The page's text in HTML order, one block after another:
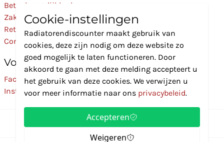
Betaalmogelijkheden
Zakelijk
Retourneren
Contact
Volg Ons
Facebook
Instagram
Cookie-instellingen
Radiatorendiscounter maakt gebruik van
cookies, deze zijn nodig om deze website zo
goed mogelijk te laten functioneren. Door
akkoord te gaan met deze melding accepteert u
het gebruik van deze cookies. We verwijzen u
voor meer informatie naar ons privacybeleid.
Accepteren
Weigeren